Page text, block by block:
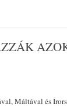
Máltával és